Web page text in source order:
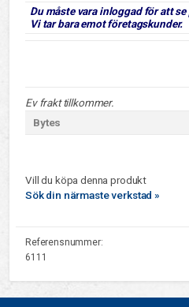
Du måste vara inloggad för att
Vi tar bara emot företagskunder.
Ev frakt tillkommer.
Bytes
Vill du köpa denna produkt
Sök din närmaste verkstad »
Referensnummer:
6111